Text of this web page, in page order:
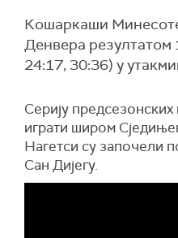
Кошаркаши
Денвера резултатом
24:17, 30:36) у
Серију
играти широм
Нагетси су започели
Сан Дијегу.